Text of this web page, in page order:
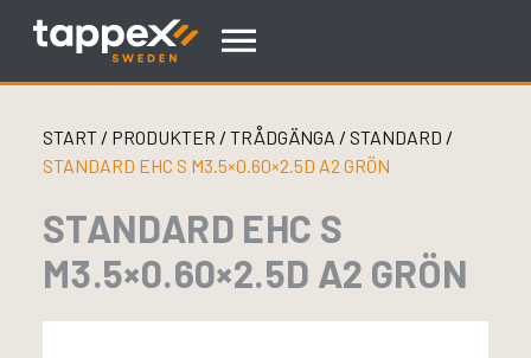
START/ PRODUKTER / TRÅDGÄNGA / STANDARD /
STANDARD EHC S M3.5×0.60×2.5D A2 GRÖN
STANDARD EHC S
M3.5×0.60×2.5D A2 GRÖN